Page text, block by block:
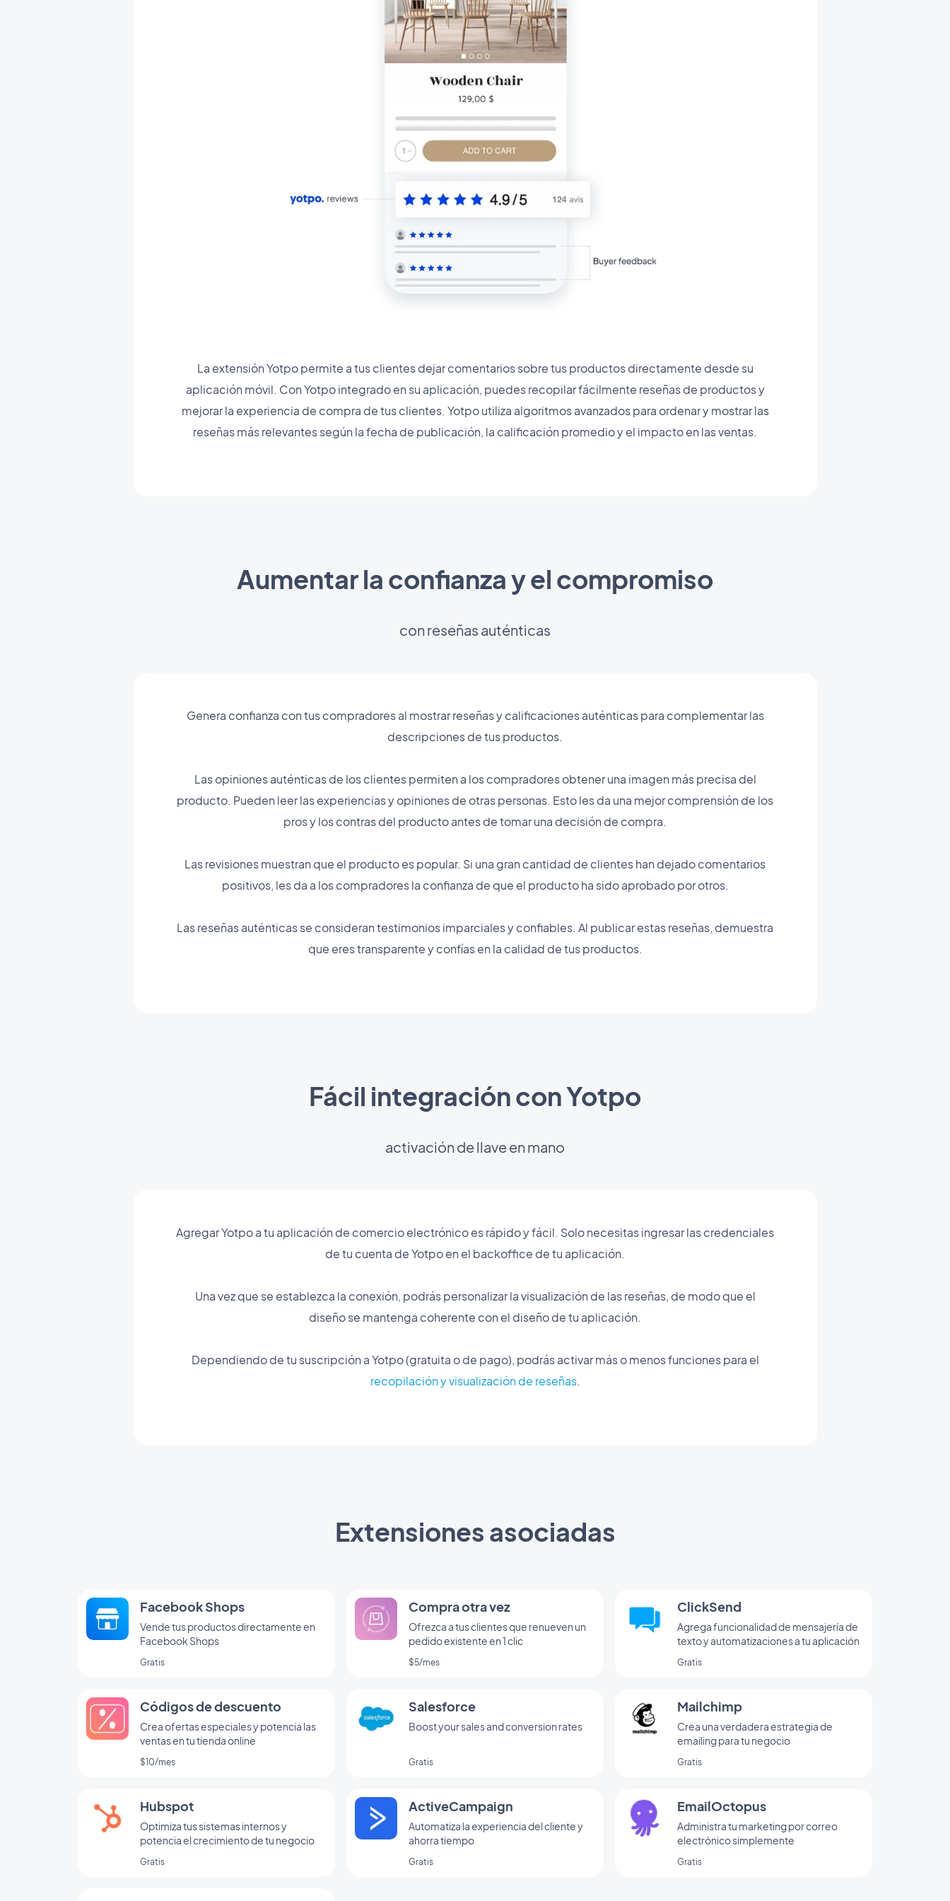
La extensión Yotpo permite a tus clientes dejar comentarios sobre tus productos directamente desde su
aplicación móvil. Con Yotpo integrado en su aplicación, puedes recopilar fácilmente reseñas de productos y
mejorar la experiencia de compra de tus clientes. Yotpo utiliza algoritmos avanzados para ordenar y mostrar las
reseñas más relevantes según la fecha de publicación, la calificación promedio y el impacto en las ventas.
Aumentar la confianza y el compromiso
con reseñas auténticas
Genera confianza con tus compradores al mostrar reseñas y calificaciones auténticas para complementar las
descripciones de tus productos.
Las opiniones auténticas de los clientes permiten a los compradores obtener una imagen más precisa del
producto. Pueden leer las experiencias y opiniones de otras personas. Esto les da una mejor comprensión de los
pros y los contras del producto antes de tomar una decisión de compra.
Las revisiones muestran que el producto es popular. Si una gran cantidad de clientes han dejado comentarios
positivos, les da a los compradores la confianza de que el producto ha sido aprobado por otros.
Las reseñas auténticas se consideran testimonios imparciales y confiables. Al publicar estas reseñas, demuestra
que eres transparente y confías en la calidad de tus productos.
Fácil integración con Yotpo
activación de llave en mano
Agregar Yotpo a tu aplicación de comercio electrónico es rápido y fácil. Solo necesitas ingresar las credenciales
de tu cuenta de Yotpo en el backoffice de tu aplicación.
Una vez que se establezca la conexión, podrás personalizar la visualización de las reseñas, de modo que el
diseño se mantenga coherente con el diseño de tu aplicación.
Dependiendo de tu suscripción a Yotpo (gratuita o de pago), podrás activar más o menos funciones para el
recopilación y visualización de reseñas.
Extensiones asociadas
Facebook Shops
Vende tus productos directamente en
Facebook Shops
Gratis
Compra otra vez
Ofrezca a tus clientes que renueven un
pedido existente en 1 clic
$5/mes
ClickSend
Agrega funcionalidad de mensajería de
texto y automatizaciones a tu aplicación
Gratis
Códigos de descuento
Crea ofertas especiales y potencia las
ventas en tu tienda online
$10/mes
Salesforce
Boost your sales and conversion rates
Gratis
Mailchimp
Crea una verdadera estrategia de
emailing para tu negocio
Gratis
Hubspot
Optimiza tus sistemas internos y
potencia el crecimiento de tu negocio
Gratis
ActiveCampaign
Automatiza la experiencia del cliente y
ahorra tiempo
Gratis
EmailOctopus
Administra tu marketing por correo
electrónico simplemente
Gratis